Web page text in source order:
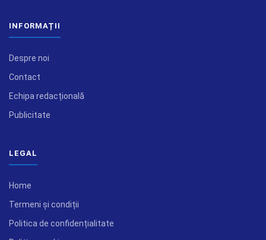
INFORMAȚII
Despre noi
Contact
Echipa redacțională
Publicitate
LEGAL
Home
Termeni și condiții
Politica de confidențialitate